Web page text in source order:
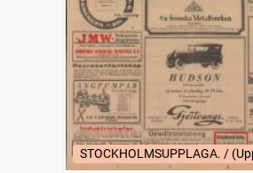
STOCKHOLMSUPPLAGA. /